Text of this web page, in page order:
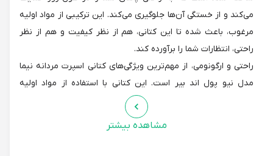
می‌کند و از خستگی آن‌ها جلوگیری می‌کند. این ترکیبی از مواد اولیه
مرغوب، باعث شده تا این کتانی، هم از نظر کیفیت و هم از نظر
راحتی، انتظارات شما را برآورده کند.
راحتی و ارگونومی، از مهم‌ترین ویژگی‌های کتانی اسپرت مردانه نیما
مدل نیو پول اند بیر است. این کتانی با استفاده از مواد اولیه
مرغوب و تکنیک‌های مدرن ساخته شده است که باعث شده تا
پاهایتان در طول روز احساس راحتی داشته باشند. کفی این کتانی با
استفاده از جنس ایویا ساخته شده است که به راحتی پاهایتان را در
مشاهده بیشتر